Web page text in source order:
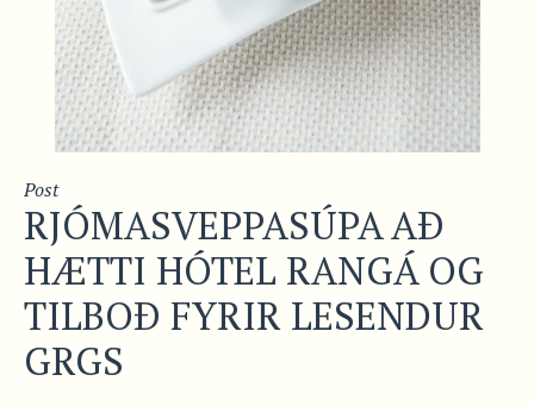
Post
RJÓMASVEPPASÚPA AÐ
HÆTTI HÓTEL RANGÁ OG
TILBOÐ FYRIR LESENDUR
GRGS